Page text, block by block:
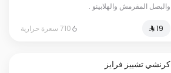
والبصل المقرمش والهلابينو .
710 سعرة حرارية
كرنشي تشييز فرايز